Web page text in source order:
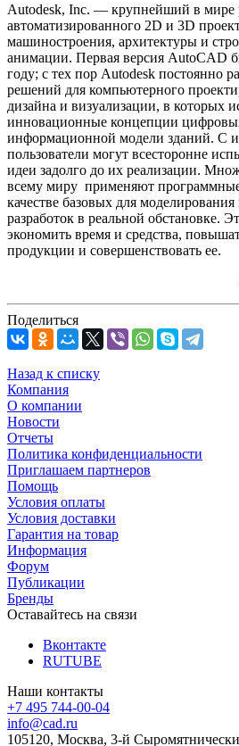
Autodesk, Inc. — крупнейший в мире
автоматизированного 2D и 3D
машиностроения, архитектуры и
анимации. Первая версия AutoCAD
году; с тех пор Autodesk постоянно
решений для компьютерного
дизайна и визуализации, в которых
инновационные концепции
информационной модели зданий. С
пользователи могут всесторонне
идеи задолго до их реализации.
всему миру применяют
качестве базовых для
разработок в реальной обстановке.
экономить время и средства,
продукции и совершенствовать ее.
Поделиться
Назад к списку
Компания
О компании
Новости
Отчеты
Политика конфиденциальности
Приглашаем партнеров
Помощь
Условия оплаты
Условия доставки
Гарантия на товар
Информация
Форум
Публикации
Бренды
Оставайтесь на связи
Вконтакте
RUTUBE
Наши контакты
+7 495 744-00-04
info@cad.ru
105120, Москва, 3-й